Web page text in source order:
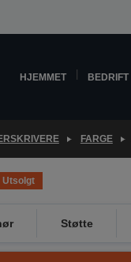
HJEMMET BEDRIFT
FARGE
Utsolgt
Støtte